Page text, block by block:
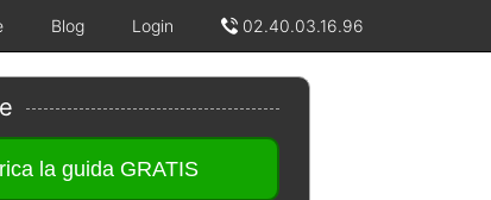
Blog Login 02.40.03.16.96